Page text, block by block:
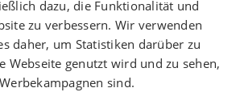
dazu, die Funktionalität und
zu verbessern. Wir verwenden
daher, um Statistiken darüber zu
Webseite genutzt wird und zu sehen,
sind.